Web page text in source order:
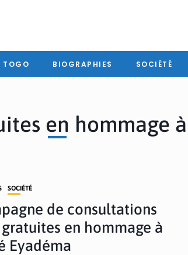
TOGO BIOGRAPHIES SOCIÉTÉ
en hommage
SOCIÉTÉ
de consultations
en hommage à
Eyadéma